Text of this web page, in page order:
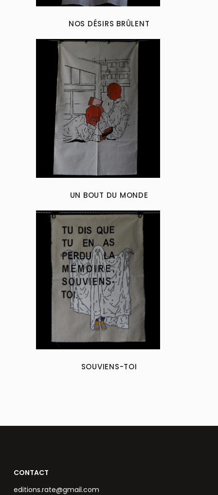
NOS DÉSIRS BRÛLENT
UN BOUT DU MONDE
SOUVIENS-TOI
CONTACT
editions.rate@gmail.com